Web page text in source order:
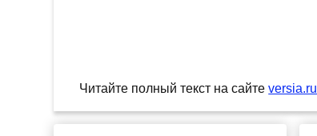
Читайте полный текст на сайтеversia.ru